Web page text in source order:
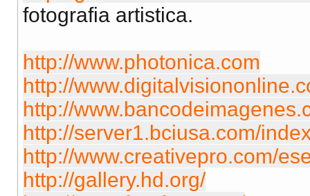
fotografia artistica.
http://www.photonica.com
http://
http://
http://server1.bciusa.com/
http://www.creativepro.com/
http://gallery.hd.org/